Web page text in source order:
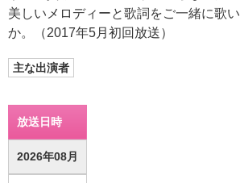
美しいメロディーと歌詞をご一緒に歌
か。（2017年5月初回放送）
主な出演者
放送日時
2026年08月